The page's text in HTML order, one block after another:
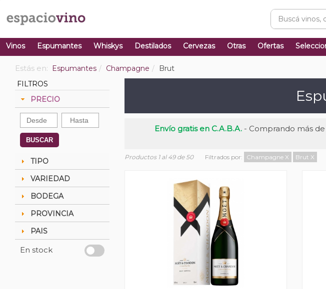
Vinos Espumantes Whiskys Destilados Cervezas Otras Ofertas
Estás en: Espumantes Champagne
Brut
FILTROS
PRECIO
BUSCAR
TIPO
VARIEDAD
BODEGA
PROVINCIA
PAIS
En stock
Envío gratis en C.A.B.A. - Comprando más
Productos 1 al 49 de 50 Filtrados por: Champagne X Brut X